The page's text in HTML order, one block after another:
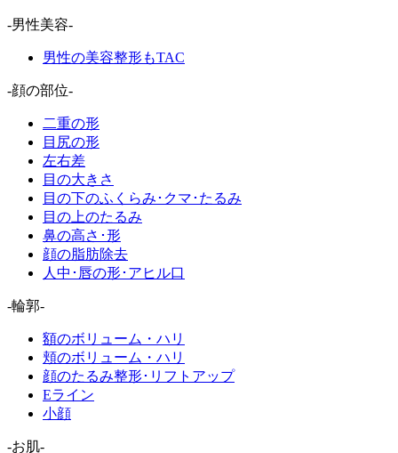
-男性美容-
男性の美容整形もTAC
-顔の部位-
二重の形
目尻の形
左右差
目の大きさ
目の下のふくらみ･クマ･たるみ
目の上のたるみ
鼻の高さ･形
顔の脂肪除去
人中･唇の形･アヒル口
-輪郭-
額のボリューム・ハリ
頬のボリューム・ハリ
顔のたるみ整形･リフトアップ
Eライン
小顔
-お肌-